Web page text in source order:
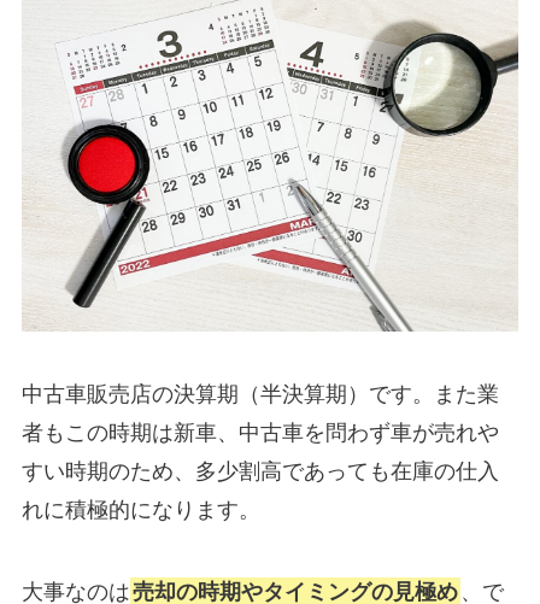
中古車販売店の決算期（半決算期）です。また業
者もこの時期は新車、中古車を問わず車が売れや
すい時期のため、多少割高であっても在庫の仕入
れに積極的になります。
大事なのは売却の時期やタイミングの見極め 、で